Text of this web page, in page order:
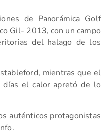
de Panorámica Golf
Gil- 2013, con un campo
del halago de los
mientras que el
días el calor apretó de lo
auténticos protagonistas